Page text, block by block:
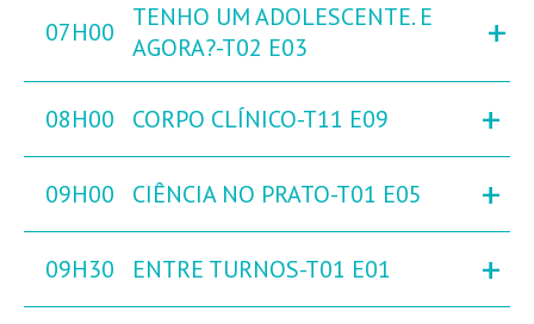
07H00
TENHO UM ADOLESCENTE. E
AGORA?-T02 E03
+
08H00 CORPO CLÍNICO-T11 E09 +
09H00 CIÊNCIA NO PRATO-T01 E05 +
09H30 ENTRE TURNOS-T01 E01 +